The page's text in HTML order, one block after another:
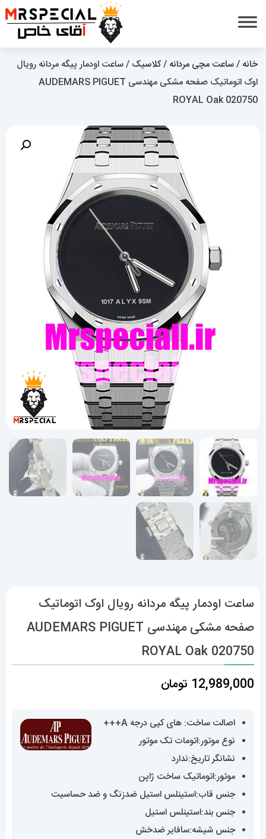
خانه /ساعت مچی مردانه /کلاسیک / ساعت اودمار پیگه مردانه رویال
اوک اتوماتیک صفحه مشکی مهندسی AUDEMARS PIGUET
ROYAL Oak 020750
ساعت اودمار پیگه مردانه رویال اوک اتوماتیک
صفحه مشکی مهندسی AUDEMARS PIGUET
ROYAL Oak 020750
12,989,000 تومان
اصالت ساخت: های کپی درجه A+++
نوع موتور:اتومات تک موتور
نشانگر تاریخ:ندارد
موتور:اتوماتیک ساخت ژاپن
جنس قاب:استینلس استیل ضدزنگ و ضد حساسیت
جنس بند:استینلس استیل
جنس شیشه:سافایر ضدخش